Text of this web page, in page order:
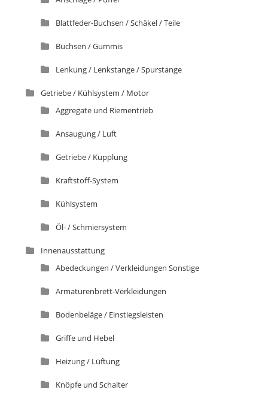
Blattfeder-Buchsen / Schäkel / Teile
Buchsen / Gummis
Lenkung / Lenkstange / Spurstange
Getriebe / Kühlsystem / Motor
Aggregate und Riementrieb
Ansaugung / Luft
Getriebe / Kupplung
Kraftstoff-System
Kühlsystem
Öl- / Schmiersystem
Innenausstattung
Abedeckungen / Verkleidungen Sonstige
Armaturenbrett-Verkleidungen
Bodenbeläge / Einstiegsleisten
Griffe und Hebel
Heizung / Lüftung
Knöpfe und Schalter